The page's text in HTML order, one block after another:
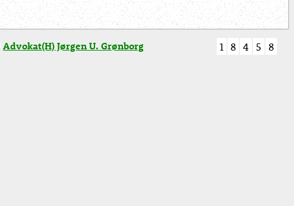
Advokat(H) Jørgen U. Grønborg 1 8 4 5 8